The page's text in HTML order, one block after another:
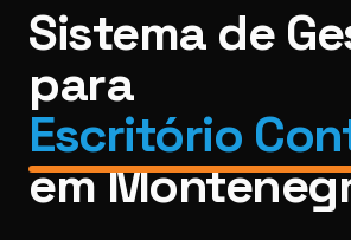
Sistema de
para
Escritório
em